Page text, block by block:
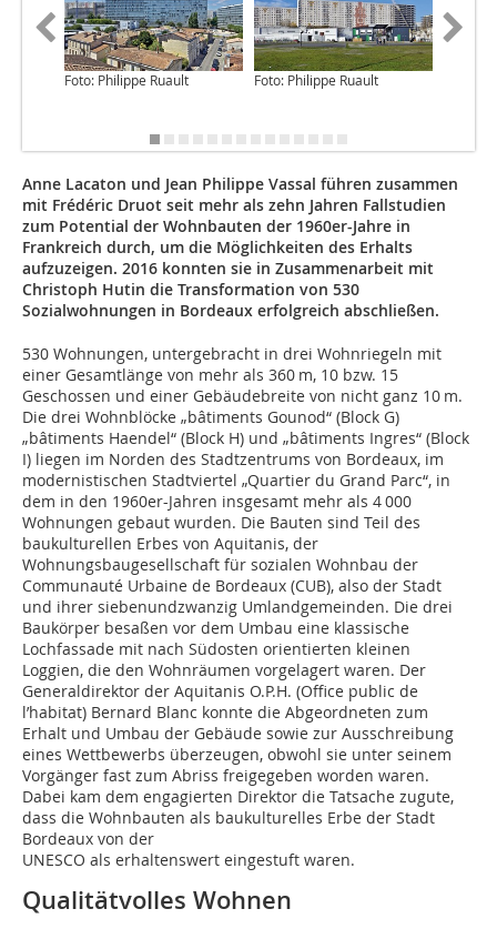
Foto: Philippe Ruault Foto: Philippe Ruault
Anne Lacaton und Jean Philippe Vassal führen zusammen
mit Frédéric Druot seit mehr als zehn Jahren Fallstudien
zum Potential der Wohnbauten der 1960er-Jahre in
Frankreich durch, um die Möglichkeiten des Erhalts
aufzuzeigen. 2016 konnten sie in Zusammenarbeit mit
Christoph Hutin die Transformation von 530
Sozialwohnungen in Bordeaux erfolgreich abschließen.
530 Wohnungen, untergebracht in drei Wohnriegeln mit
einer Gesamtlänge von mehr als 360 m, 10 bzw. 15
Geschossen und einer Gebäudebreite von nicht ganz 10 m.
Die drei Wohnblöcke „bâtiments Gounod“ (Block G)
„bâtiments Haendel“ (Block H) und „bâtiments Ingres“ (Block
I) liegen im Norden des Stadtzentrums von Bordeaux, im
modernistischen Stadtviertel „Quartier du Grand Parc“, in
dem in den 1960er-Jahren insgesamt mehr als 4 000
Wohnungen gebaut wurden. Die Bauten sind Teil des
baukulturellen Erbes von Aquitanis, der
Wohnungsbaugesellschaft für sozialen Wohnbau der
Communauté Urbaine de Bordeaux (CUB), also der Stadt
und ihrer siebenundzwanzig Umlandgemeinden. Die drei
Baukörper besaßen vor dem Umbau eine klassische
Lochfassade mit nach Südosten orientierten kleinen
Loggien, die den Wohnräumen vorgelagert waren. Der
Generaldirektor der Aquitanis O.P.H. (Office public de
l’habitat) Bernard Blanc konnte die Abgeordneten zum
Erhalt und Umbau der Gebäude sowie zur Ausschreibung
eines Wettbewerbs überzeugen, obwohl sie unter seinem
Vorgänger fast zum Abriss freigegeben worden waren.
Dabei kam dem engagierten Direktor die Tatsache zugute,
dass die Wohnbauten als baukulturelles Erbe der Stadt
Bordeaux von der
UNESCO als erhaltenswert eingestuft waren.
Qualitätvolles Wohnen